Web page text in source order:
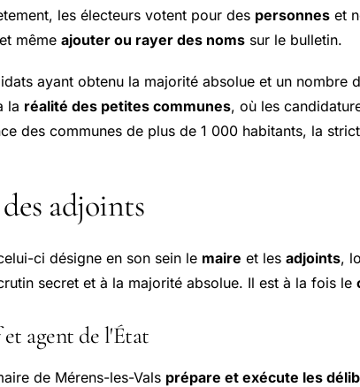
les électeurs votent pour des personnes et
même ajouter ou rayer des noms sur le bulletin.
ayant obtenu la majorité absolue et un
la réalité des petites communes, où les
des communes de plus de 1 000 habitants, la
adjoints
ci désigne en son sein le maire et les adjoints,
secret et à la majorité absolue. Il est à la fois le
agent de l'État
de Mérens-les-Vals prépare et exécute les